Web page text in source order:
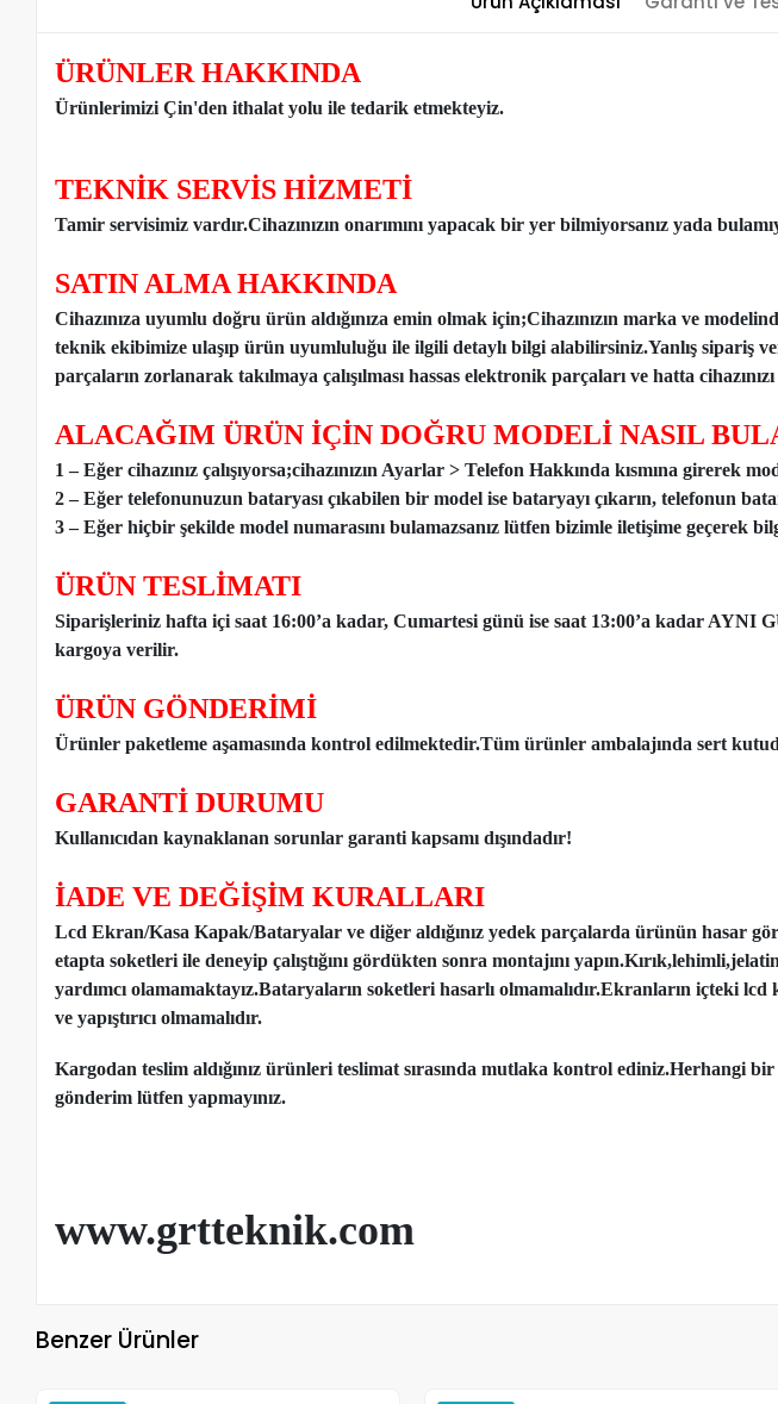
ÜRÜNLER HAKKINDA
Ürünlerimizi Çin'den ithalat yolu ile tedarik etmekteyiz.
TEKNİK SERVİS HİZMETİ
Tamir servisimiz vardır.Cihazınızın onarımını yapacak bir yer bilmiyorsanız yada
SATIN ALMA HAKKINDA
Cihazınıza uyumlu doğru ürün aldığınıza emin olmak için;Cihazınızın marka ve
teknik ekibimize ulaşıp ürün uyumluluğu ile ilgili detaylı bilgi alabilirsiniz.Yanlış sipariş
parçaların zorlanarak takılmaya çalışılması hassas elektronik parçaları ve hatta
ALACAĞIM ÜRÜN İÇİN DOĞRU MODELİ NASIL
1 – Eğer cihazınız çalışıyorsa;cihazınızın Ayarlar > Telefon Hakkında kısmına girerek
2 – Eğer telefonunuzun bataryası çıkabilen bir model ise bataryayı çıkarın, telefonun
3 – Eğer hiçbir şekilde model numarasını bulamazsanız lütfen bizimle iletişime geçerek
ÜRÜN TESLİMATI
Siparişleriniz hafta içi saat 16:00’a kadar, Cumartesi günü ise saat 13:00’a kadar
kargoya verilir.
ÜRÜN GÖNDERİMİ
Ürünler paketleme aşamasında kontrol edilmektedir.Tüm ürünler ambalajında sert
GARANTİ DURUMU
Kullanıcıdan kaynaklanan sorunlar garanti kapsamı dışındadır!
İADE VE DEĞİŞİM KURALLARI
Lcd Ekran/Kasa Kapak/Bataryalar ve diğer aldığınız yedek parçalarda ürünün hasar
etapta soketleri ile deneyip çalıştığını gördükten sonra montajını
yardımcı olamamaktayız.Bataryaların soketleri hasarlı olmamalıdır.Ekranların içteki
ve yapıştırıcı olmamalıdır.
Kargodan teslim aldığınız ürünleri teslimat sırasında mutlaka kontrol ediniz.Herhangi
gönderim lütfen yapmayınız.
www.grtteknik.com
Benzer Ürünler